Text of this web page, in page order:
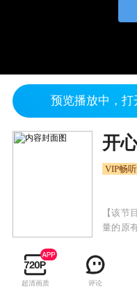
预览播放中，打
VIP畅听
【该节
量的原
了解史
步步解
的探险
超清画质 评论